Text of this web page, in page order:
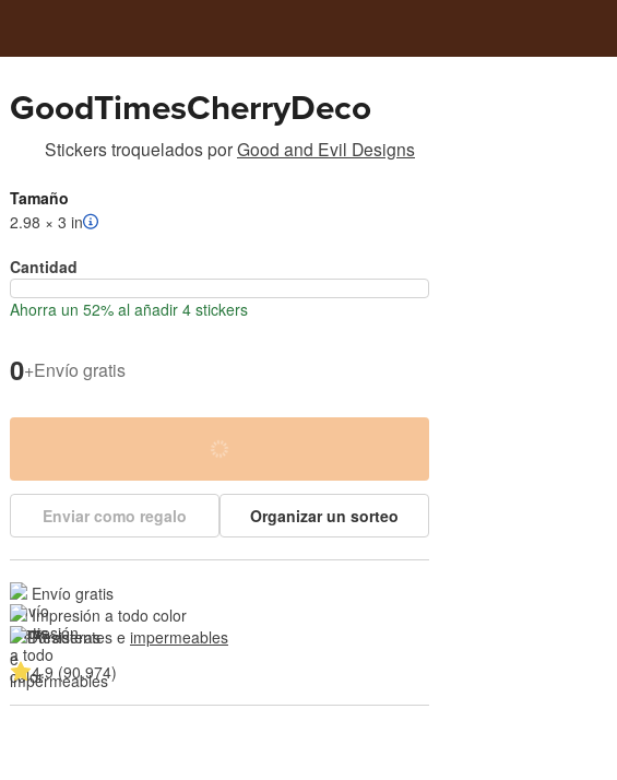
GoodTimesCherryDeco
Stickers troqueladosporGood and Evil Designs
Tamaño
2.98 × 3 in
Cantidad
Ahorra un 52% al añadir 4 stickers
0+Envío gratis
Enviar como regalo Organizar un sorteo
Envío gratis
Impresión a todo color
Resistentes e impermeables
4.9 (90,974)